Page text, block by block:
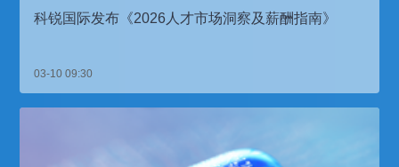
科锐国际发布《2026人才市场洞察及薪酬指南》
03-10 09:30